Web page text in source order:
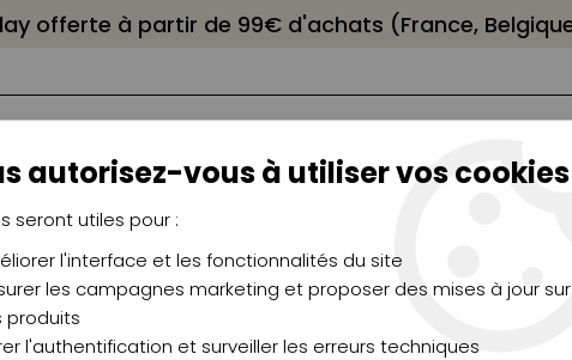
offerte à partir de 99€ d'achats (France,
CHÂSSIS
CHEVALETS
AÉROGRAPHIE
MODÉLISME
MOULAGE
GRANDS ARBUSTES - BLEU VERT
autorisez-vous à utiliser vos cookies
seront utiles pour :
l'interface et les fonctionnalités du site
les campagnes marketing et proposer des mises à jour sur
produits
l'authentification et surveiller les erreurs techniques